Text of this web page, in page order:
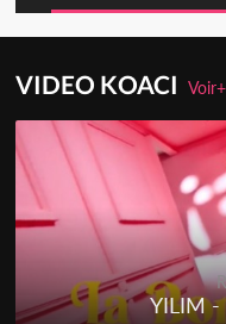
VIDEO KOACIVoir+
YILIM -